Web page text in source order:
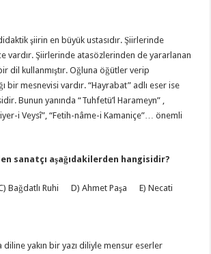
şiirin en büyük ustasıdır. Şiirlerinde
vardır. Şiirlerinde atasözlerinden de yararlanan
dil kullanmıştır. Oğluna öğütler verip
bir mesnevisi vardır. “Hayrabat” adlı eser ise
Bunun yanında “Tuhfetü’l Harameyn” ,
i Veysî”, “Fetih-nâme-i Kamaniçe”… önemli
sanatçı aşağıdakilerden hangisidir?
Ruhi D) Ahmet Paşa E) Necati
diline yakın bir yazı diliyle mensur eserler